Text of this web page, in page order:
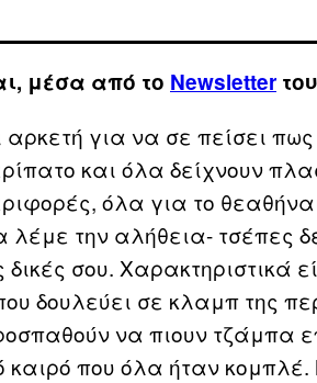
μέσα από το Newsletter
για να σε πείσει
και όλα δείχνουν
όλα για το
λέμε την αλήθεια- τσέπες
σου. Χαρακτηριστικά
δουλεύει σε κλαμπ της
να πιουν τζάμπα
καιρό που όλα ήταν